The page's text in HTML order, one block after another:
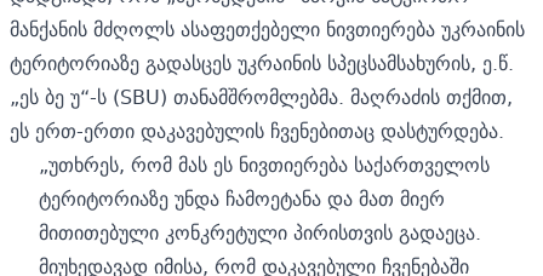
მანქანის მძღოლს ასაფეთქებელი ნივთიერება უკრაინის
ტერიტორიაზე გადასცეს უკრაინის სპეცსამსახურის, ე.წ.
„ეს ბე უ“-ს (SBU) თანამშრომლებმა. მაღრაძის თქმით,
ეს ერთ-ერთი დაკავებულის ჩვენებითაც დასტურდება.
„უთხრეს, რომ მას ეს ნივთიერება საქართველოს
ტერიტორიაზე უნდა ჩამოეტანა და მათ მიერ
მითითებული კონკრეტული პირისთვის გადაეცა.
მიუხედავად იმისა, რომ დაკავებული ჩვენებაში